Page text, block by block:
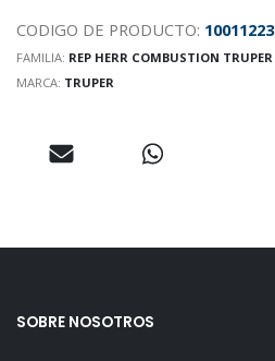
CODIGO DE PRODUCTO: 10011223
FAMILIA: REP HERR COMBUSTION TRUPER
MARCA: TRUPER
SOBRE NOSOTROS